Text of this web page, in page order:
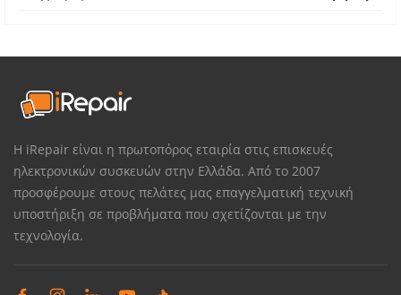
Η iRepair είναι η πρωτοπόρος εταιρία στις επισκευές
ηλεκτρονικών συσκευών στην Ελλάδα. Από το 2007
προσφέρουμε στους πελάτες μας επαγγελματική τεχνική
υποστήριξη σε προβλήματα που σχετίζονται με την
τεχνολογία.